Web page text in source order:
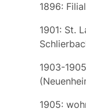
1896:
1901: St.
1903-
1905: